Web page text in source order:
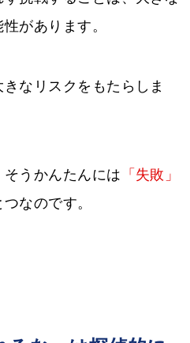
があります。
なリスクをもたらしま
うかんたんには 「失敗」
なのです。